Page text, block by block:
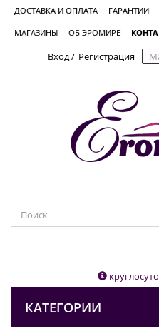
ДОСТАВКА И ОПЛАТА ГАРАНТИИ
МАГАЗИНЫ ОБ ЭРОМИРЕ
Вход/ Регистрация
КАТЕГОРИИ